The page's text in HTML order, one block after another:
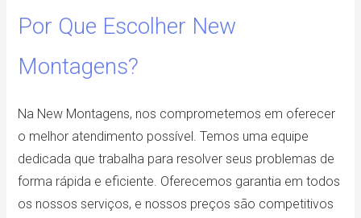
Por Que Escolher New
Montagens?
Na New Montagens, nos comprometemos em oferecer
o melhor atendimento possível. Temos uma equipe
dedicada que trabalha para resolver seus problemas de
forma rápida e eficiente. Oferecemos garantia em todos
os nossos serviços, e nossos preços são competitivos